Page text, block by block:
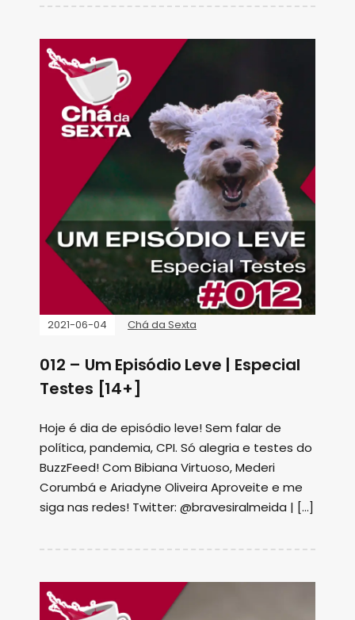
2021-06-04 Chá da Sexta
012 – Um Episódio Leve | Especial
Testes [14+]
Hoje é dia de episódio leve! Sem falar de
política, pandemia, CPI. Só alegria e testes do
BuzzFeed! Com Bibiana Virtuoso, Mederi
Corumbá e Ariadyne Oliveira Aproveite e me
siga nas redes! Twitter: @bravesiralmeida | […]